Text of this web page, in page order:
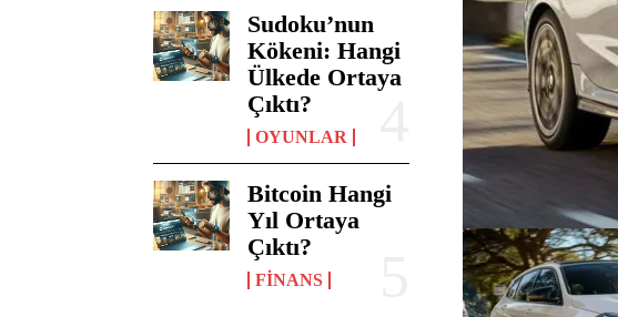
Sudoku’nun
Kökeni: Hangi
Ülkede Ortaya
Çıktı?
OYUNLAR
Bitcoin Hangi
Yıl Ortaya
Çıktı?
FINANS